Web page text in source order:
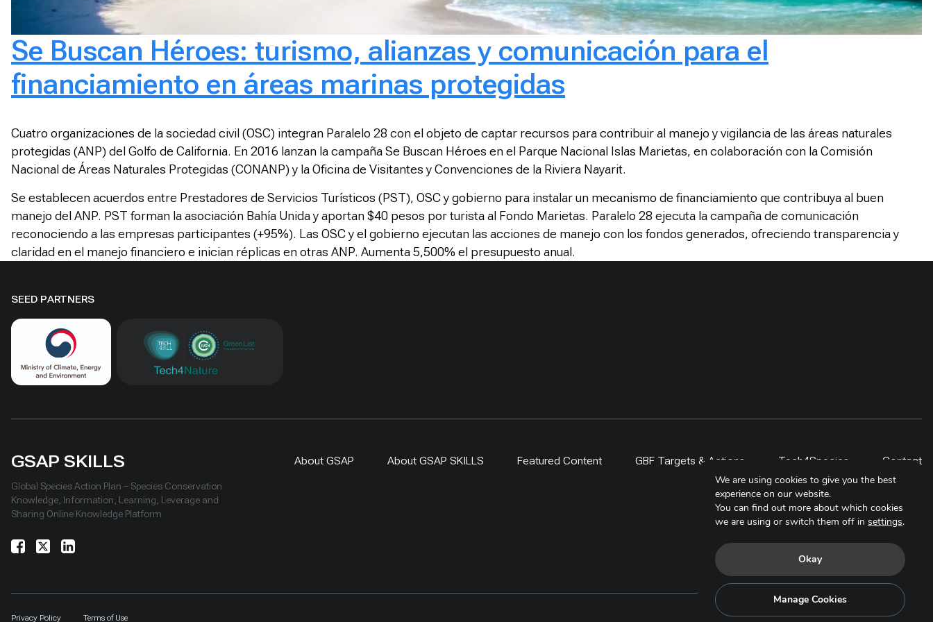
Se Buscan Héroes: turismo, alianzas y comunicación para el
financiamiento en áreas marinas protegidas
Cuatro organizaciones de la sociedad civil (OSC) integran Paralelo 28 con el objeto de captar recursos para contribuir al manejo y vigilancia de las áreas naturales
protegidas (ANP) del Golfo de California. En 2016 lanzan la campaña Se Buscan Héroes en el Parque Nacional Islas Marietas, en colaboración con la Comisión
Nacional de Áreas Naturales Protegidas (CONANP) y la Oficina de Visitantes y Convenciones de la Riviera Nayarit.
Se establecen acuerdos entre Prestadores de Servicios Turísticos (PST), OSC y gobierno para instalar un mecanismo de financiamiento que contribuya al buen
manejo del ANP. PST forman la asociación Bahía Unida y aportan $40 pesos por turista al Fondo Marietas. Paralelo 28 ejecuta la campaña de comunicación
reconociendo a las empresas participantes (+95%). Las OSC y el gobierno ejecutan las acciones de manejo con los fondos generados, ofreciendo transparencia y
claridad en el manejo financiero e inician réplicas en otras ANP. Aumenta 5,500% el presupuesto anual.
SEED PARTNERS
GSAP SKILLS
Global Species Action Plan – Species Conservation
Knowledge, Information, Learning, Leverage and
Sharing Online Knowledge Platform
About GSAP About GSAP SKILLS Featured Content GBF Targets & Actions Tech4Species Contact
Privacy Policy Terms of Use Copyright © 2025. All Rights Reserved.
We are using cookies to give you the best
experience on our website.
You can find out more about which cookies
we are using or switch them off in settings.
Okay
Manage Cookies